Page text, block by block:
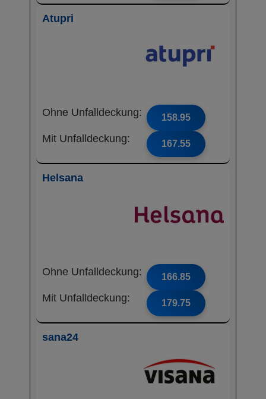
Atupri
Ohne Unfalldeckung: 158.95
Mit Unfalldeckung: 167.55
Helsana
Ohne Unfalldeckung: 166.85
Mit Unfalldeckung: 179.75
sana24